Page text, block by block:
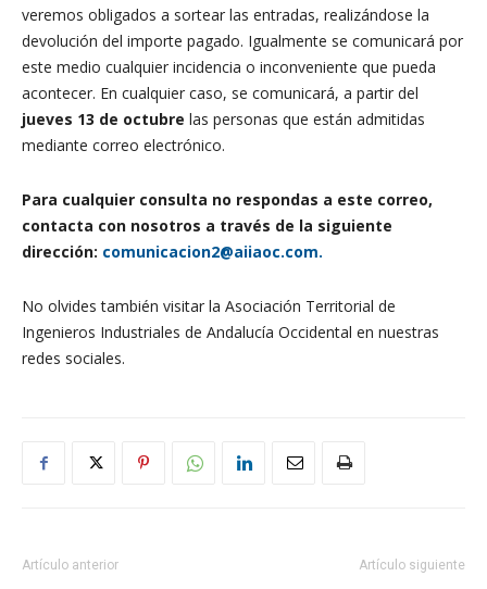
veremos obligados a sortear las entradas, realizándose la
devolución del importe pagado. Igualmente se comunicará por
este medio cualquier incidencia o inconveniente que pueda
acontecer. En cualquier caso, se comunicará, a partir del
jueves 13 de octubre las personas que están admitidas
mediante correo electrónico.
Para cualquier consulta no respondas a este correo,
contacta con nosotros a través de la siguiente
dirección: comunicacion2@aiiaoc.com.
No olvides también visitar la Asociación Territorial de
Ingenieros Industriales de Andalucía Occidental en nuestras
redes sociales.
Artículo anterior Artículo siguiente